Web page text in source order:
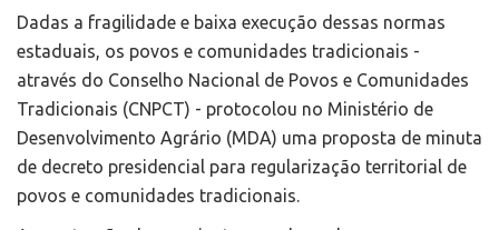
Dadas a fragilidade e baixa execução dessas normas
estaduais, os povos e comunidades tradicionais -
através do Conselho Nacional de Povos e Comunidades
Tradicionais (CNPCT) - protocolou no Ministério de
Desenvolvimento Agrário (MDA) uma proposta de minuta
de decreto presidencial para regularização territorial de
povos e comunidades tradicionais.